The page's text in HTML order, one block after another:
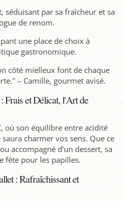
par sa fraîcheur et sa
de renom.
une place de choix à
gastronomique.
côté mielleux font de chaque
– Camille, gourmet avisé.
Frais et Délicat, l'Art de
où son équilibre entre acidité
charmer vos sens. Que ce
accompagné d'un dessert, sa
fête pour les papilles.
: Rafraîchissant et